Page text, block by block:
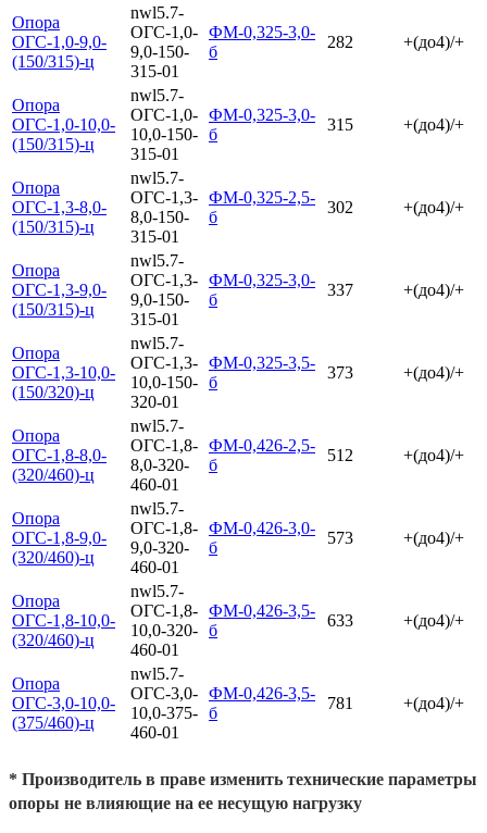
Опора
ОГС-1,0-9,0-
(150/315)-ц
nwl5.7-
ОГС-1,0-
9,0-150-
315-01
ФМ-0,325-3,0-
б
282 +(до4)/+
Опора
ОГС-1,0-10,0-
(150/315)-ц
nwl5.7-
ОГС-1,0-
10,0-150-
315-01
ФМ-0,325-3,0-
б
315 +(до4)/+
Опора
ОГС-1,3-8,0-
(150/315)-ц
nwl5.7-
ОГС-1,3-
8,0-150-
315-01
ФМ-0,325-2,5-
б
302 +(до4)/+
Опора
ОГС-1,3-9,0-
(150/315)-ц
nwl5.7-
ОГС-1,3-
9,0-150-
315-01
ФМ-0,325-3,0-
б
337 +(до4)/+
Опора
ОГС-1,3-10,0-
(150/320)-ц
nwl5.7-
ОГС-1,3-
10,0-150-
320-01
ФМ-0,325-3,5-
б
373 +(до4)/+
Опора
ОГС-1,8-8,0-
(320/460)-ц
nwl5.7-
ОГС-1,8-
8,0-320-
460-01
ФМ-0,426-2,5-
б
512 +(до4)/+
Опора
ОГС-1,8-9,0-
(320/460)-ц
nwl5.7-
ОГС-1,8-
9,0-320-
460-01
ФМ-0,426-3,0-
б
573 +(до4)/+
Опора
ОГС-1,8-10,0-
(320/460)-ц
nwl5.7-
ОГС-1,8-
10,0-320-
460-01
ФМ-0,426-3,5-
б
633 +(до4)/+
Опора
ОГС-3,0-10,0-
(375/460)-ц
nwl5.7-
ОГС-3,0-
10,0-375-
460-01
ФМ-0,426-3,5-
б
781 +(до4)/+
* Производитель в праве изменить технические параметры
опоры не влияющие на ее несущую нагрузку